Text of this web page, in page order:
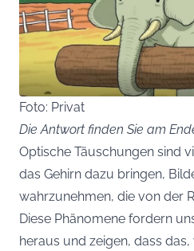
Foto: Privat
Die Antwort finden Sie am
Optische Täuschungen sind
das Gehirn dazu bringen,
wahrzunehmen, die von der
Diese Phänomene fordern
heraus und zeigen, dass